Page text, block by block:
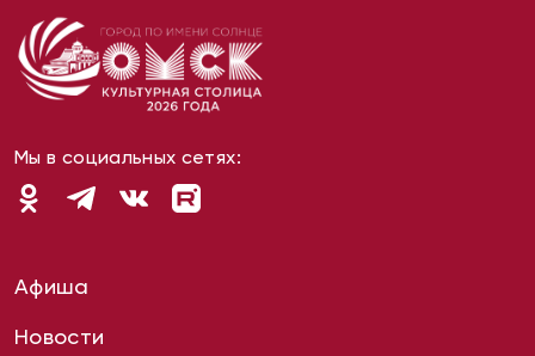
Мы в социальных сетях:
Афиша
Новости